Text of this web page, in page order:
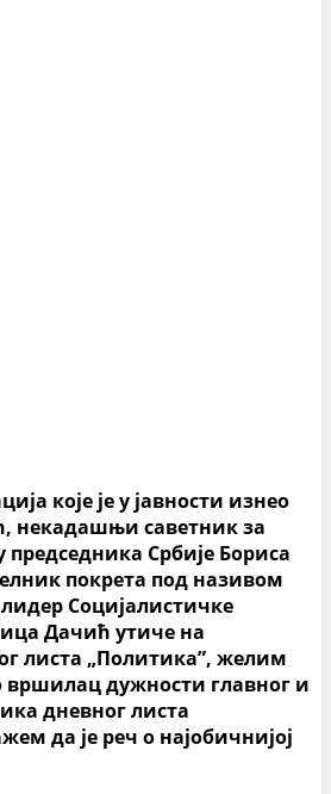
које је у јавности изнео
некадашњи саветник за
председника Србије Бориса
покрета под називом
Социјалистичке
Дачић утиче на
листа „Политика”, желим
вршилац дужности главног и
дневног листа
да је реч о најобичнијој